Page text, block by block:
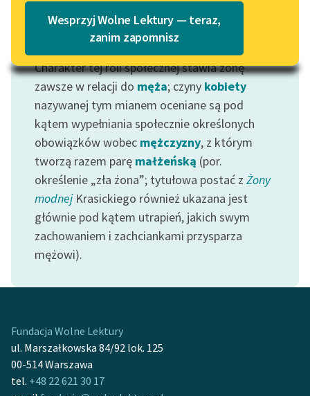
Lektury szkolne i klasyka
literatury do słuchania dla
uczennic i uczniów z
niepełnosprawnościami
E-kolekcja lektur
szkolnych i literatury do
słuchania dla uczennic i
uczniów z
niepełnosprawnościami
Feministyczne inspiracje.
Popularyzacja
skandynawskiej literatury
feministycznej
Ręce pełne poezji
twórców przechodzących
do domeny publicznej,
lektur szkolnych oraz
Starego Testamentu
Katalog w formacie PDF
Wesprzyj Wolne Lektury — teraz,
zanim zapomnisz
Motyw: Żona
Charakter tej roli społecznej stawia żonę
zawsze w relacji do męża; czyny kobiety
nazywanej tym mianem oceniane są pod
kątem wypełniania społecznie określonych
obowiązków wobec mężczyzny, z którym
tworzą razem parę małżeńską (por.
określenie „zła żona”; tytułowa postać z Żony
modnejKrasickiego również ukazana jest
głównie pod kątem utrapień, jakich swym
zachowaniem i zachciankami przysparza
mężowi).
Fundacja Wolne Lektury
ul. Marszałkowska 84/92 lok. 125
00-514 Warszawa
tel. +48 22 621 30 17